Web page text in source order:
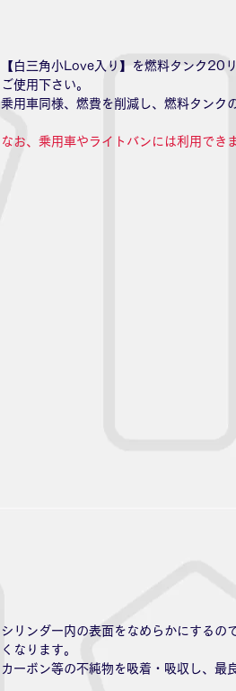
【白三角小Love入り】を燃料タンク20
ご使用下さい。
乗用車同様、燃費を削減し、燃料タンク
なお、乗用車やライトバンには利用でき
シリンダー内の表面をなめらかにするの
くなります。
カーボン等の不純物を吸着・吸収し、最